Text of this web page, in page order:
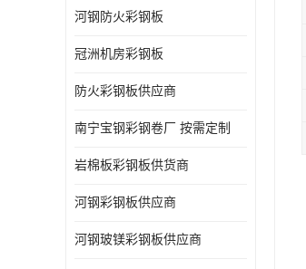
河钢防火彩钢板
冠洲机房彩钢板
防火彩钢板供应商
南宁宝钢彩钢卷厂 按需定制
岩棉板彩钢板供货商
河钢彩钢板供应商
河钢玻镁彩钢板供应商